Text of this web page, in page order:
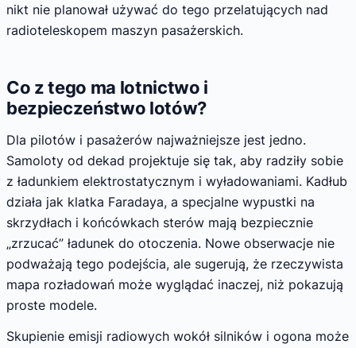
nikt nie planował używać do tego przelatujących nad
radioteleskopem maszyn pasażerskich.
Co z tego ma lotnictwo i
bezpieczeństwo lotów?
Dla pilotów i pasażerów najważniejsze jest jedno.
Samoloty od dekad projektuje się tak, aby radziły sobie
z ładunkiem elektrostatycznym i wyładowaniami. Kadłub
działa jak klatka Faradaya, a specjalne wypustki na
skrzydłach i końcówkach sterów mają bezpiecznie
„zrzucać” ładunek do otoczenia. Nowe obserwacje nie
podważają tego podejścia, ale sugerują, że rzeczywista
mapa rozładowań może wyglądać inaczej, niż pokazują
proste modele.
Skupienie emisji radiowych wokół silników i ogona może